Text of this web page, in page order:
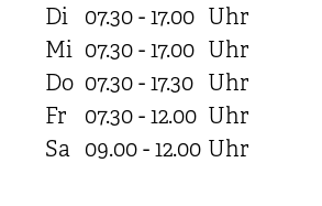
Di
07.30 - 17.00 Uhr
Mi 07.30 - 17.00 Uhr
Do 07.30 - 17.30 Uhr
Fr
07.30 - 12.00 Uhr
Sa 09.00 - 12.00 Uhr